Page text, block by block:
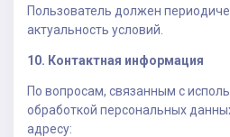
Пользователь должен
актуальность условий.
10. Контактная информация
По вопросам, связанным с
обработкой персональных
адресу: